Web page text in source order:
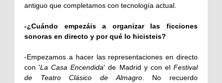
antiguo que completamos con tecnología actual.
-¿Cuándo empezáis a organizar las ficciones
sonoras en directo y por qué lo hicisteis?
-Empezamos a hacer las representaciones en directo
con 'La Casa Encendida' de Madrid y con elFestival
de Teatro Clásico de Almagro. No recuerdo